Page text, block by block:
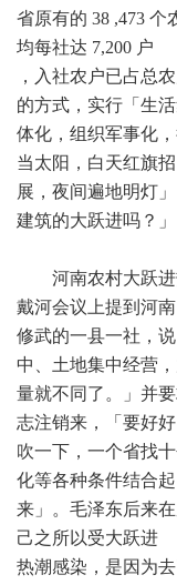
省原有的 38 ,473 个
均每社达 7,200 户
，入社农户已占总
的方式，实行「生
体化，组织军事化
当太阳，白天红旗招
展，夜间遍地明灯
建筑的大跃进吗？」
河南农村大跃进
戴河会议上提到河南
修武的一县一社，
中、土地集中经营
量就不同了。」并
志注销来，「要好好
吹一下，一个省找
化等各种条件结合起
来」。毛泽东后来
己之所以受大跃进
热潮感染，是因为